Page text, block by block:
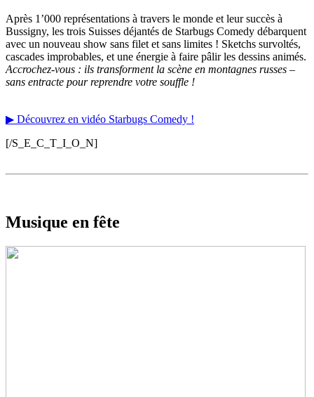
Après 1’000 représentations à travers le monde et leur succès à
Bussigny, les trois Suisses déjantés de Starbugs Comedy débarquent
avec un nouveau show sans filet et sans limites ! Sketchs survoltés,
cascades improbables, et une énergie à faire pâlir les dessins animés.
Accrochez-vous : ils transforment la scène en montagnes russes –
sans entracte pour reprendre votre souffle !
▶ Découvrez en vidéo Starbugs Comedy !
[/S_E_C_T_I_O_N]
Musique en fête